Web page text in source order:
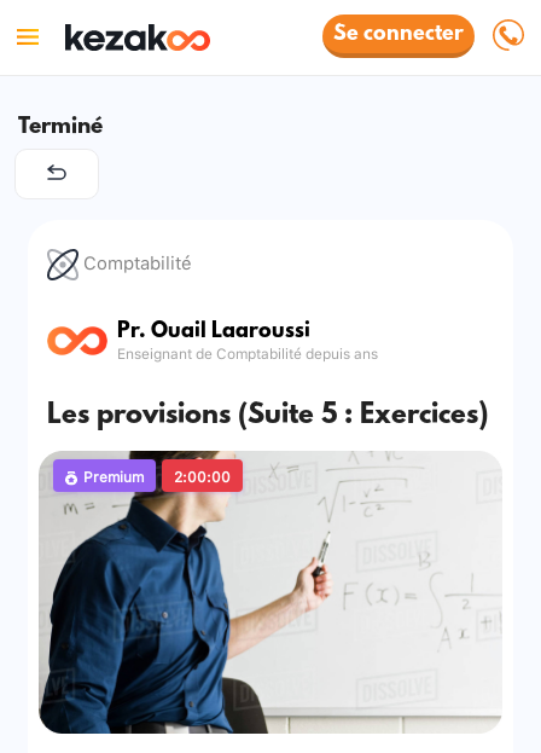
Se connecter
Terminé
Comptabilité
Pr. Ouail Laaroussi
Enseignant de Comptabilité depuis ans
Les provisions (Suite 5 : Exercices)
Premium 2:00:00